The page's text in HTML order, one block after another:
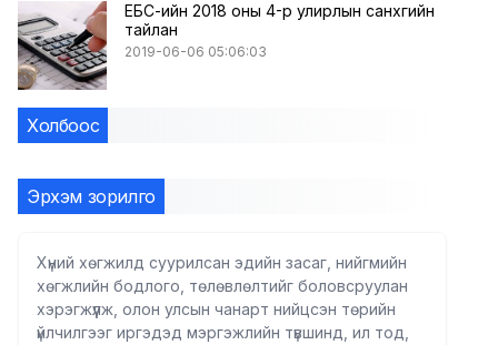
ЕБС-ийн 2018 оны 4-р улирлын санхүүгийн
тайлан
2019-06-06 05:06:03
Холбоос
Эрхэм зорилго
Хүний хөгжилд суурилсан эдийн засаг, нийгмийн
хөгжлийн бодлого, төлөвлөлтийг боловсруулан
хэрэгжүүлж, олон улсын чанарт нийцсэн төрийн
үйлчилгээг иргэдэд мэргэжлийн түвшинд, ил тод,